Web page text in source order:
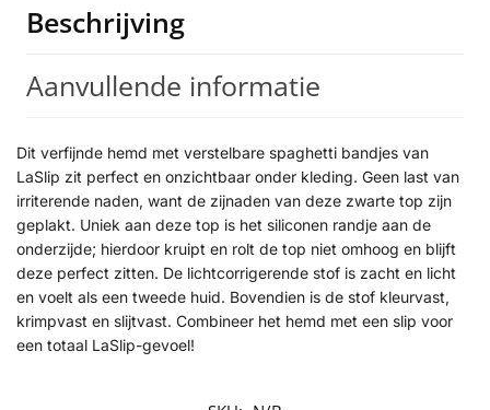
Beschrijving
Aanvullende informatie
Dit verfijnde hemd met verstelbare spaghetti bandjes van
LaSlip zit perfect en onzichtbaar onder kleding. Geen last van
irriterende naden, want de zijnaden van deze zwarte top zijn
geplakt. Uniek aan deze top is het siliconen randje aan de
onderzijde; hierdoor kruipt en rolt de top niet omhoog en blijft
deze perfect zitten. De lichtcorrigerende stof is zacht en licht
en voelt als een tweede huid. Bovendien is de stof kleurvast,
krimpvast en slijtvast. Combineer het hemd met een slip voor
een totaal LaSlip-gevoel!